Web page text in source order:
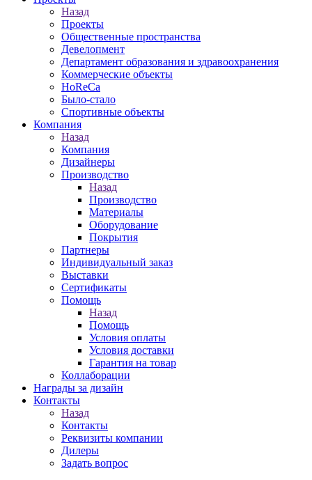
Назад
Проекты
Общественные пространства
Девелопмент
Департамент образования и здравоохранения
Коммерческие объекты
HoReCa
Было-стало
Спортивные объекты
Компания
Назад
Компания
Дизайнеры
Производство
Назад
Производство
Материалы
Оборудование
Покрытия
Партнеры
Индивидуальный заказ
Выставки
Сертификаты
Помощь
Назад
Помощь
Условия оплаты
Условия доставки
Гарантия на товар
Коллаборации
Награды за дизайн
Контакты
Назад
Контакты
Реквизиты компании
Дилеры
Задать вопрос